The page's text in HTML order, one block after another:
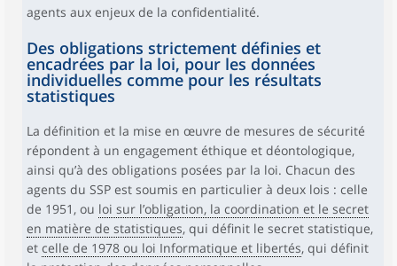
agents aux enjeux de la confidentialité.
Des obligations strictement définies et
encadrées par la loi, pour les données
individuelles comme pour les résultats
statistiques
La définition et la mise en œuvre de mesures de sécurité
répondent à un engagement éthique et déontologique,
ainsi qu’à des obligations posées par la loi. Chacun des
agents du SSP est soumis en particulier à deux lois : celle
de 1951, ou loi sur l’obligation, la coordination et le secret
en matière de statistiques, qui définit le secret statistique,
et celle de 1978 ou loi Informatique et libertés, qui définit